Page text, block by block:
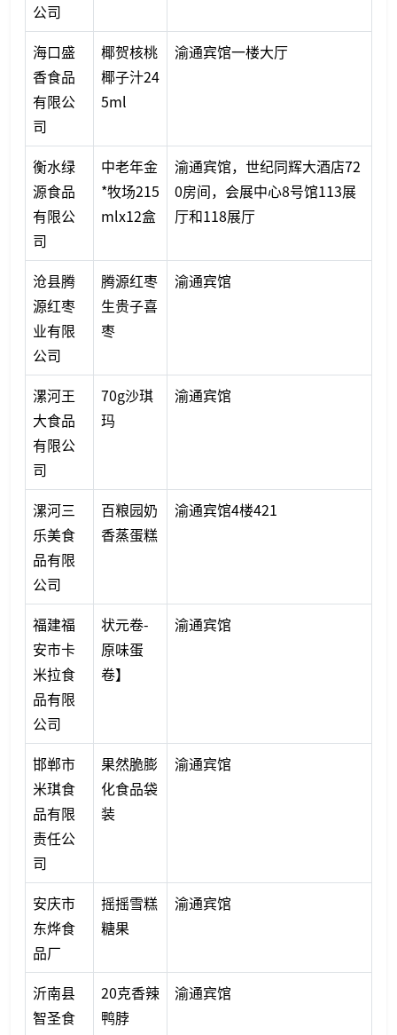
公司
海口盛
香食品
有限公
司
椰贺核桃
椰子汁24
5ml
渝通宾馆一楼大厅
衡水绿
源食品
有限公
司
中老年金
*牧场215
mlx12盒
渝通宾馆，世纪同辉大酒店72
0房间，会展中心8号馆113展
厅和118展厅
沧县腾
源红枣
业有限
公司
腾源红枣
生贵子喜
枣
渝通宾馆
漯河王
大食品
有限公
司
70g沙琪
玛
渝通宾馆
漯河三
乐美食
品有限
公司
百粮园奶
香蒸蛋糕
渝通宾馆4楼421
福建福
安市卡
米拉食
品有限
公司
状元卷-
原味蛋
卷】
渝通宾馆
邯郸市
米琪食
品有限
责任公
司
果然脆膨
化食品袋
装
渝通宾馆
安庆市
东烨食
品厂
摇摇雪糕
糖果
渝通宾馆
沂南县
智圣食
20克香辣
鸭脖
渝通宾馆